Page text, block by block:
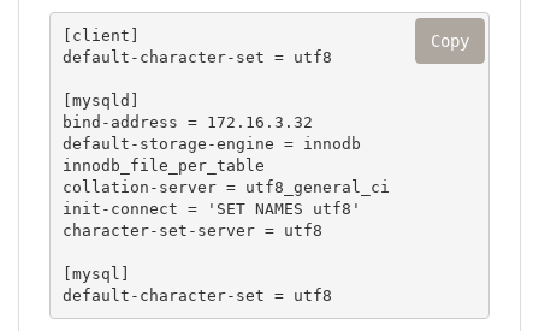
[client]
default-character-set = utf8
[mysqld]
bind-address = 172.16.3.32
default-storage-engine = innodb
innodb_file_per_table
collation-server = utf8_general_ci
init-connect = 'SET NAMES utf8'
character-set-server = utf8
[mysql]
default-character-set = utf8
Copy